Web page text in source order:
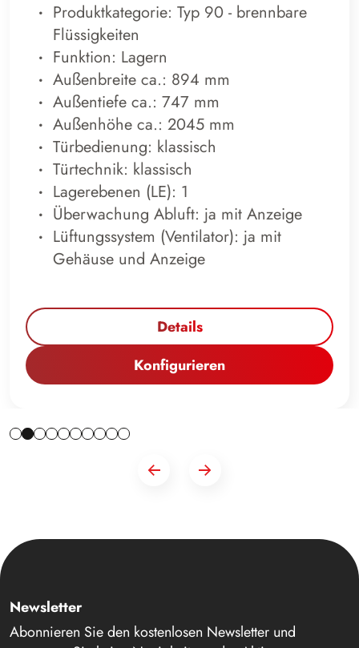
Produktkategorie: Typ 90 - brennbare
Flüssigkeiten
Funktion: Lagern
Außenbreite ca.: 894 mm
Außentiefe ca.: 747 mm
Außenhöhe ca.: 2045 mm
Türbedienung: klassisch
Türtechnik: klassisch
Lagerebenen (LE): 1
Überwachung Abluft: ja mit Anzeige
Lüftungssystem (Ventilator): ja mit
Gehäuse und Anzeige
Details
Konfigurieren
Newsletter
Abonnieren Sie den kostenlosen Newsletter und